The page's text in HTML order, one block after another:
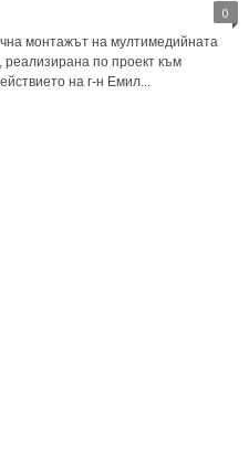
0
монтажът на мултимедийната
реализирана по проект към
на г-н Емил...